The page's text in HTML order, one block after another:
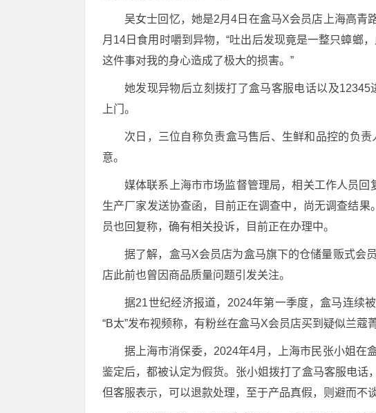
吴女士回忆，她是2月4日在盒马X会员店上海高青
月14日食用时嚼到异物，“吐出后发现竟是一整只蟑螂
这件事对我的身心造成了极大的损害。”
她发现异物后立刻拨打了盒马客服电话以及
上门。
次日，三位自称负责盒马售后、生鲜和品控的负
意。
媒体联系上海市市场监督管理局，相关工作人员
生产厂家发送协查函，目前正在调查中，尚无调查结
员也回复称，确有相关投诉，目前正在办理中。
据了解，盒马X会员店为盒马旗下的仓储量贩式会
店此前也曾因商品质量问题引发关注。
据21世纪经济报道，2024年第一季度，盒马连续
“B太”发布视频称，有粉丝在盒马X会员店买到疑似兰蔻
据上海市消保委，2024年4月，上海市民张小姐在
鉴定后，都被认定为假货。张小姐拨打了盒马客服电话
但客服表示，可以退款处理，至于产品真假，则避而不谈